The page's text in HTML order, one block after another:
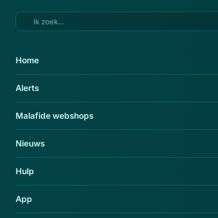
Ga naar hoofdinhoud
Home
Alerts
Malafide webshops
Nieuws
Hulp
App
Eindhovenaar verdacht van
grootschalige oplichting
Delen